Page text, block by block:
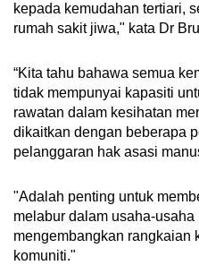
kepada kemudahan tertiari,
rumah sakit jiwa," kata Dr
“Kita tahu bahawa semua
tidak mempunyai kapasiti
rawatan dalam kesihatan
dikaitkan dengan beberapa
pelanggaran hak asasi
"Adalah penting untuk
melabur dalam usaha-usaha
mengembangkan rangkaian
komuniti."